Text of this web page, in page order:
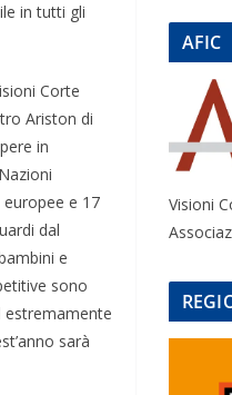
in tutti gli
Corte
Ariston di
in
e 17
dal
e
sono
estremamente
sarà
AFIC
Visioni